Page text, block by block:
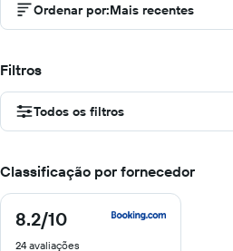
Ordenar por:Mais recentes
Filtros
Todos os filtros
Classificação por fornecedor
8.2/10
8.2
10
24 avaliações